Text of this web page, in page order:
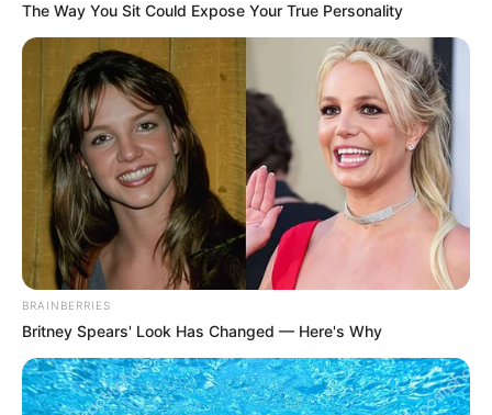
The Way You Sit Could Expose Your True Personality
BRAINBERRIES
Britney Spears' Look Has Changed — Here's Why